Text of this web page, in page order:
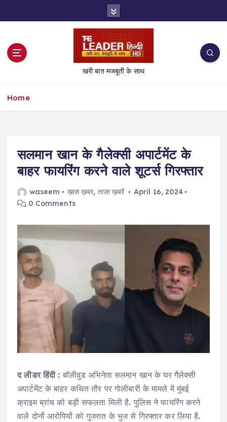
t
खरी बात मजबूती के साथ
Home
सलमान खान के गैलेक्सी अपार्टमेंट के
बाहर फायरिंग करने वाले शूटर्स गिरफ्तार
waseem ख़ास ख़बर, ताज़ा ख़बरें
April 16, 2024
0 Comments
द लीडर हिंदी : बॉलीवुड अभिनेता सलमान खान के घर गैलेक्सी
अपार्टमेंट के बाहर कथित तौर पर गोलीबारी के मामले में मुंबई
क्राइम ब्रांच को बड़ी सफलता मिली है. पुलिस ने फायरिंग करने
वाले दोनों आरोपियों को गुजरात के भुज से गिरफ्तार कर लिया है.